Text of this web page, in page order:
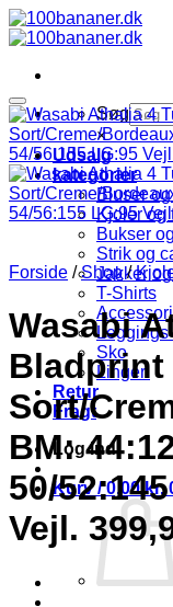
Fortsæt
til
Søg
×
Udsalg
kategorier
Bluser
Kjoler og
Bukser
Strik og
Jakker
T-Shirts
Leggings
Sko
Lingeri
Retur
Fragt
Log ind
Kurv /0,00kr.
Forside / Shop /
Wasabi
Bladprint
Sort/
BM:
50/
Vejl.